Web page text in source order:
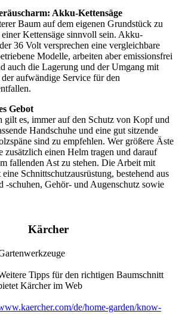
Akku-Kettensäge
Baum auf dem eigenen Grundstück zu
Kettensäge sinnvoll sein. Akku-
36 Volt versprechen eine vergleichbare
Modelle, arbeiten aber emissionsfrei
auch die Lagerung und der Umgang mit
aufwändige Service für den
Gebot
gilt es, immer auf den Schutz von Kopf und
Handschuhe und eine gut sitzende
sind zu empfehlen. Wer größere Äste
zusätzlich einen Helm tragen und darauf
fallenden Ast zu stehen. Die Arbeit mit
Schnittschutzausrüstung, bestehend aus
-schuhen, Gehör- und Augenschutz sowie
Kärcher
Tipps für den richtigen Baumschnitt
Kärcher im Web
de/home-garden/know-